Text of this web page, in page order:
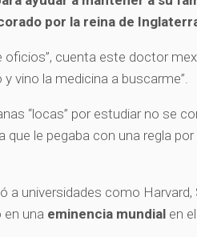
por la reina de
oficios”, cuenta este doctor
vino la medicina a buscarme”.
“locas” por estudiar no se
le pegaba con una regla
a universidades como
en una eminencia mundial en